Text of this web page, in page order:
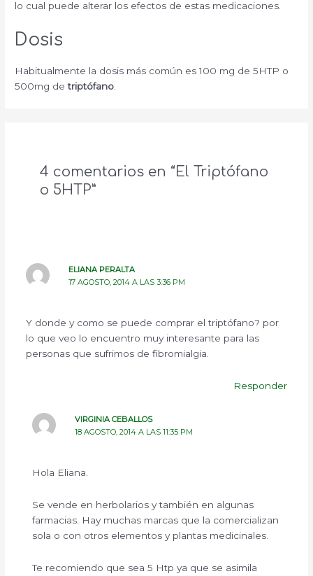
lo cual puede alterar los efectos de estas medicaciones.
Dosis
Habitualmente la dosis más común es 100 mg de 5HTP o
500mg detriptófano.
4 comentarios en “El Triptófano
o 5HTP”
ELIANA PERALTA
17 AGOSTO, 2014 A LAS 3:36 PM
Y donde y como se puede comprar el triptófano? por
lo que veo lo encuentro muy interesante para las
personas que sufrimos de fibromialgia.
Responder
VIRGINIA CEBALLOS
18 AGOSTO, 2014 A LAS 11:35 PM
Hola Eliana.
Se vende en herbolarios y también en algunas
farmacias. Hay muchas marcas que la comercializan
sola o con otros elementos y plantas medicinales.
Te recomiendo que sea 5 Htp ya que se asimila